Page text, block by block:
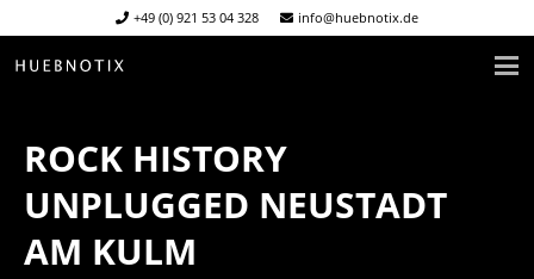
+49 (0) 921 53 04 328 info@huebnotix.de
ROCK HISTORY
UNPLUGGED NEUSTADT
AM KULM